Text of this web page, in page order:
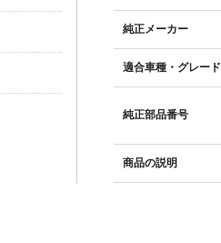
純正メーカー
適合車種・グレー
純正部品番号
商品の説明